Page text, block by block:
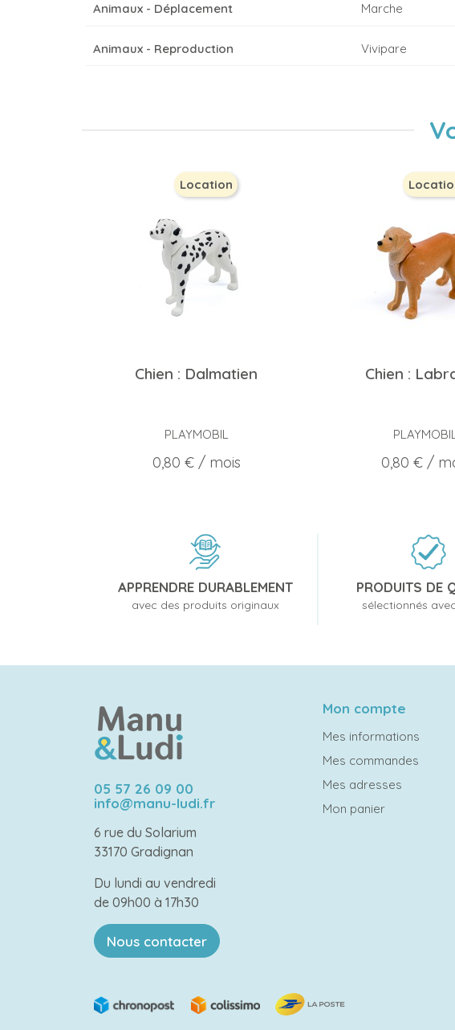
Animaux - Déplacement Marche
Animaux - Reproduction Vivipare
Chien : Dalmatien
PLAYMOBIL
Prix
0,80 €/ mois
Location
Chien :
PLAYMOBIL
Prix
0,80 €/
APPRENDRE DURABLEMENT
avec des produits originaux
PRODUITS DE
sélectionnés
05 57 26 09 00
info@manu-ludi.fr
6 rue du Solarium
33170 Gradignan
Du lundi au vendredi
de 09h00 à 17h30
Nous contacter
Mon compte
Mes informations
Mes commandes
Mes adresses
Mon panier